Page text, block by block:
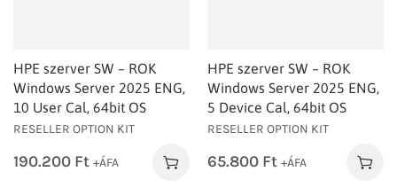
HPE szerver SW – ROK
Windows Server 2025 ENG,
10 User Cal, 64bit OS
RESELLER OPTION KIT
190.200 Ft +ÁFA
HPE szerver SW – ROK
Windows Server 2025 ENG,
5 Device Cal, 64bit OS
RESELLER OPTION KIT
65.800 Ft +ÁFA